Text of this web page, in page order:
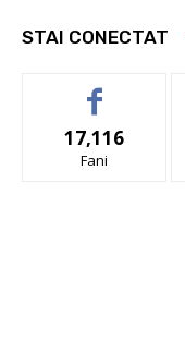
STAI CONECTAT
17,116
Fani